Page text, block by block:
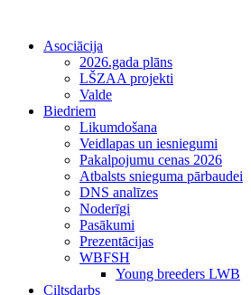
Asociācija
2026.gada plāns
LŠZAA projekti
Valde
Biedriem
Likumdošana
Veidlapas un iesniegumi
Pakalpojumu cenas 2026
Atbalsts snieguma pārbaudei
DNS analīzes
Noderīgi
Pasākumi
Prezentācijas
WBFSH
Young breeders LWB
Ciltsdarbs